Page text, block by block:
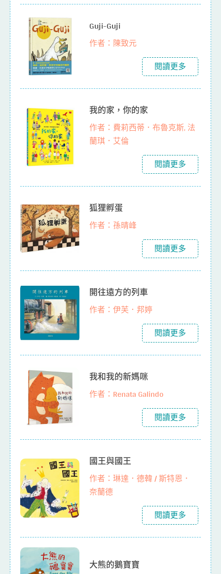
Guji-Guji
作者：陳致元
閱讀更多
我的家，你的家
作者：費莉西蒂．布魯克斯, 法
蘭琪．艾倫
閱讀更多
狐狸孵蛋
作者：孫晴峰
閱讀更多
開往遠方的列車
作者：伊芙．邦婷
閱讀更多
我和我的新媽咪
作者：Renata Galindo
閱讀更多
國王與國王
作者：琳達．德韓 / 斯特恩．
奈蘭德
閱讀更多
大熊的鵝寶寶